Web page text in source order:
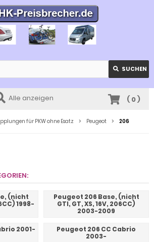
SUCHEN
Alle anzeigen ( 0)
für PKW ohne Esatz Peugeot 206
(nicht
1998-
Peugeot 206 Base, (nicht
GTI, GT, XS, 16V, 206CC)
2003-2009
2001-
Peugeot 206 CC Cabrio
2003-